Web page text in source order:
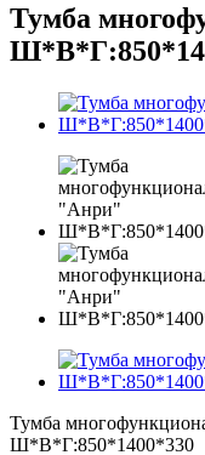
Тумба
Тумба
Ш*В*Г:850*1400*330